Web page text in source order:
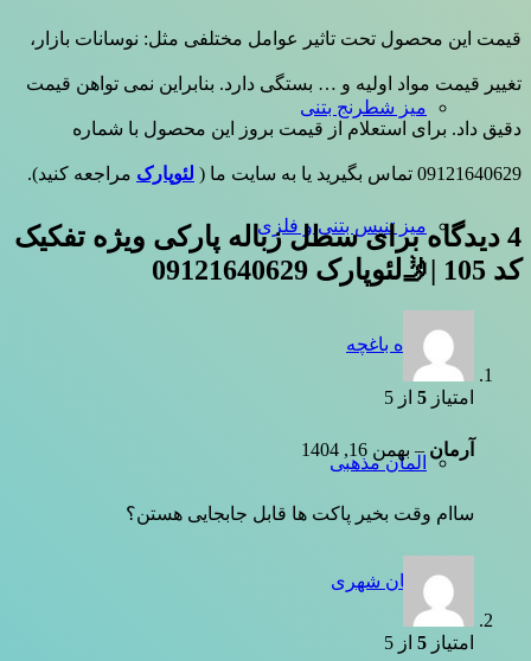
میز شطرنج بتنی
میز تنیس بتنی و فلزی
نرده باغچه
المان مذهبی
المان شهری
قیمت این محصول تحت تاثیر عوامل مختلفی مثل: نوسانات بازار،
تغییر قیمت مواد اولیه و … بستگی دارد. بنابراین نمی تواهن قیمت
دقیق داد. برای استعلام از قیمت بروز این محصول با شماره
09121640629 تماس بگیرید یا به سایت ما ( لئوپارک مراجعه کنید).
4 دیدگاه برای
سطل زباله پارکی ویژه تفکیک
کد 105 |🤳لئوپارک 09121640629
امتیاز 5 از 5
آرمان– بهمن 16, 1404
ساام وقت بخیر پاکت ها قابل جابجایی هستن؟
امتیاز 5 از 5